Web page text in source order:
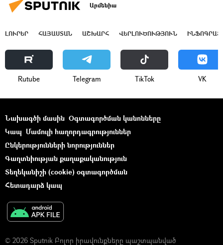
Արմենիա
ԼՈՒՐԵՐ ՀԱՅԱՍՏԱՆ ԱՇԽԱՐՀ ՎԵՐԼՈՒԾՈՒԹՅՈՒՆ
Rutube Telegram ТikТоk VK
Նախագծի մասին Օգտագործման կանոնները
Կապ Մամուլի հաղորդագրություններ
Ընկերությունների նորություններ
Գաղտնիության քաղաքականություն
Տեղեկանիշի (cookie) օգտագործման
Հետադարձ կապ
© 2026 Sputnik Բոլոր իրավունքները պաշտպանված